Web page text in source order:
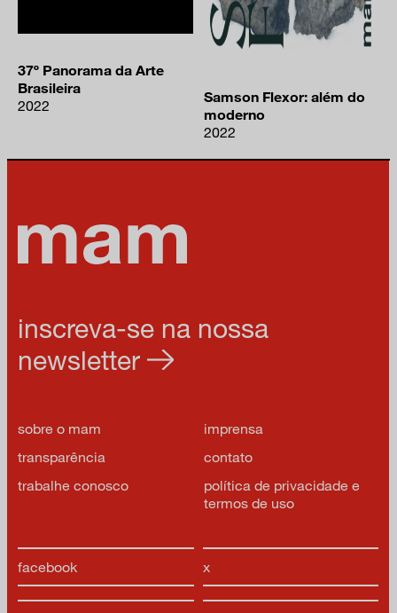
37º Panorama da Arte
Brasileira
2022
Samson Flexor: além do
moderno
2022
facebook x
inscreva-se na nossa
newsletter
sobre o mam
imprensa
transparência
contato
trabalhe conosco
política de privacidade e
termos de uso